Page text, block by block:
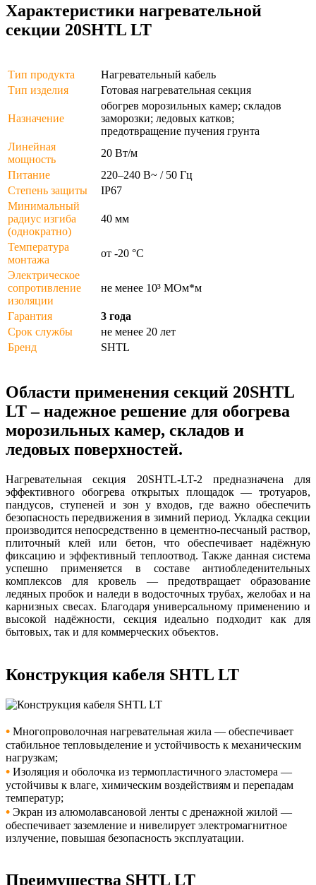
Характеристики нагревательной
секции 20SHTL LT
Тип продукта
Нагревательный кабель
Тип изделия
Готовая нагревательная секция
Назначение
обогрев морозильных камер; складов
заморозки; ледовых катков;
предотвращение пучения грунта
Линейная
мощность
20 Вт/м
Питание
220–240 В~ / 50 Гц
Степень защиты
IP67
Минимальный
радиус изгиба
(однократно)
40 мм
Температура
монтажа
от -20 °С
Электрическое
сопротивление
изоляции
не менее 10³ МОм*м
Гарантия
3 года
Срок службы
не менее 20 лет
Бренд
SHTL
Области применения секций 20SHTL
LT – надежное решение для обогрева
морозильных камер, складов и
ледовых поверхностей.
Нагревательная секция 20SHTL-LT-2 предназначена для
эффективного обогрева открытых площадок — тротуаров,
пандусов, ступеней и зон у входов, где важно обеспечить
безопасность передвижения в зимний период. Укладка секции
производится непосредственно в цементно-песчаный раствор,
плиточный клей или бетон, что обеспечивает надёжную
фиксацию и эффективный теплоотвод. Также данная система
успешно применяется в составе антиобледенительных
комплексов для кровель — предотвращает образование
ледяных пробок и наледи в водосточных трубах, желобах и на
карнизных свесах. Благодаря универсальному применению и
высокой надёжности, секция идеально подходит как для
бытовых, так и для коммерческих объектов.
Конструкция кабеля SHTL LT
• Многопроволочная нагревательная жила — обеспечивает
стабильное тепловыделение и устойчивость к механическим
нагрузкам;
• Изоляция и оболочка из термопластичного эластомера —
устойчивы к влаге, химическим воздействиям и перепадам
температур;
• Экран из алюмолавсановой ленты с дренажной жилой —
обеспечивает заземление и нивелирует электромагнитное
излучение, повышая безопасность эксплуатации.
Преимущества SHTL LT